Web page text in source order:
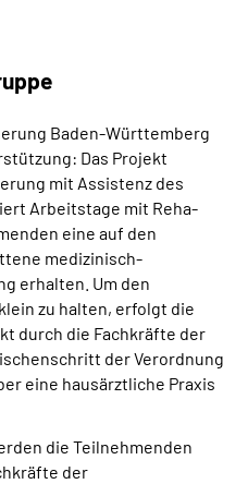
Baden-Württemberg
Das Projekt
mit Assistenz des
Arbeitstage mit Reha-
eine auf den
medizinisch-
erhalten. Um den
zu halten, erfolgt die
durch die Fachkräfte der
der Verordnung
eine hausärztliche Praxis
die Teilnehmenden
der